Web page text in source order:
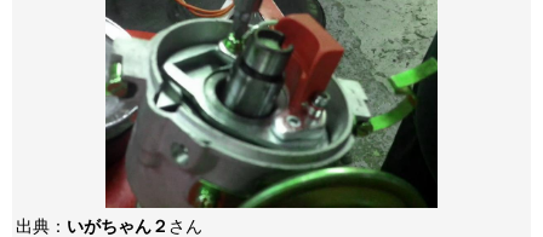
出典： いがちゃん２ さん